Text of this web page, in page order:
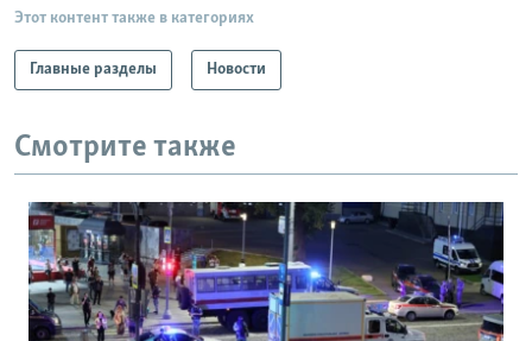
Этот контент также в категориях
Главные разделы Новости
Смотрите также